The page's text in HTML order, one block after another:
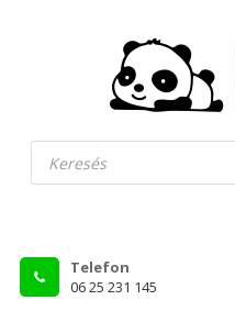
PandaMatrica
falmatrica
Products
search
Telefon
06 25 231 145